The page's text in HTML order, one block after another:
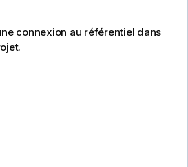
connexion au référentiel dans